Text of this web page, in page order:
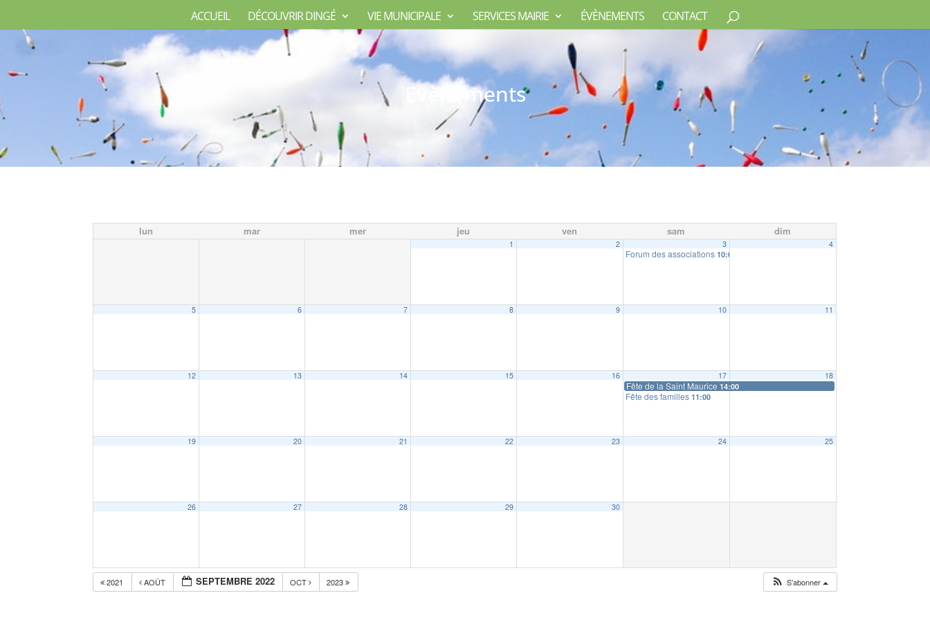
ACCUEIL DÉCOUVRIR DINGÉ VIE MUNICIPALE SERVICES MAIRIE ÉVÈNEMENTS CONTACT
Evènements
lun mar mer jeu ven sam dim
1 2 3
Forum des associations10:00
4
5 6 7 8 9 10 11
12 13 14 15 16 17
Fête de la Saint Maurice14:00
Fête des familles11:00
18
19 20 21 22 23 24 25
26 27 28 29 30
2021 AOÛT SEPTEMBRE 2022 OCT 2023 S’abonner